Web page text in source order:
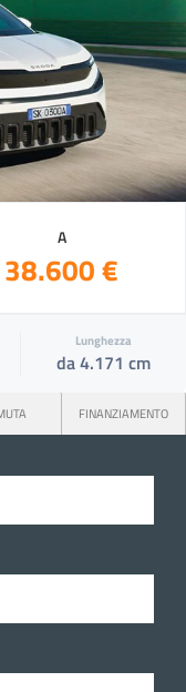
A
38.600 €
Lunghezza
da 4.171 cm
FINANZIAMENTO